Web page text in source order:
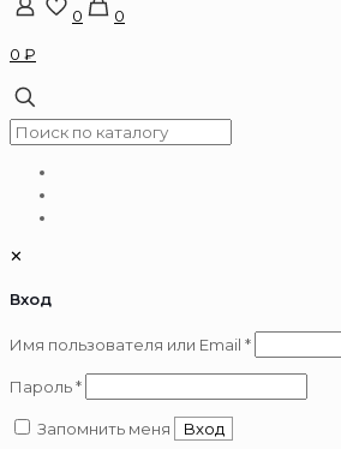
0
0
0 ₽
✕
Вход
Имя пользователя или Email *
Пароль*Обязательно
Запомнить меня
Вход